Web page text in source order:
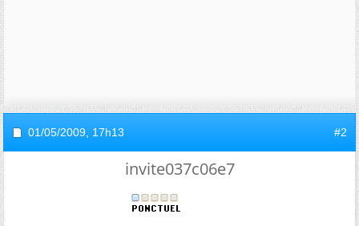
01/05/2009, 17h13 #2
invite037c06e7